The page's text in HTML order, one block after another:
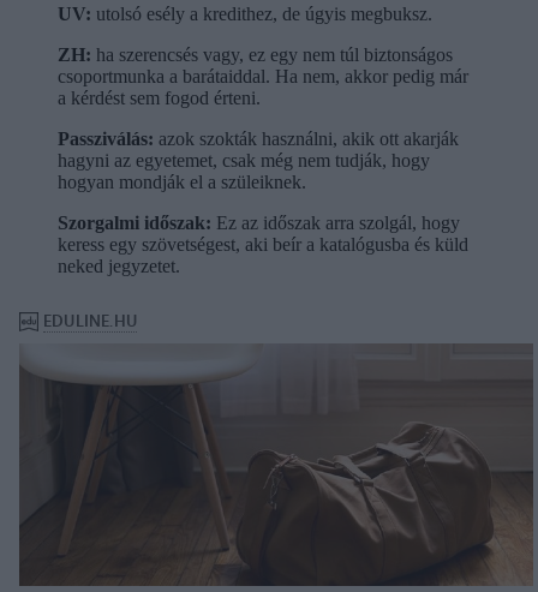
UV: utolsó esély a kredithez, de úgyis megbuksz.
ZH: ha szerencsés vagy, ez egy nem túl biztonságos
csoportmunka a barátaiddal. Ha nem, akkor pedig már
a kérdést sem fogod érteni.
Passziválás: azok szokták használni, akik ott akarják
hagyni az egyetemet, csak még nem tudják, hogy
hogyan mondják el a szüleiknek.
Szorgalmi időszak: Ez az időszak arra szolgál, hogy
keress egy szövetségest, aki beír a katalógusba és küld
neked jegyzetet.